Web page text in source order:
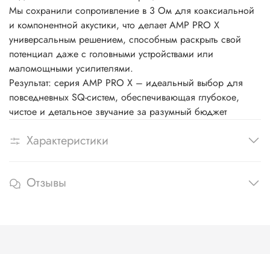
Мы сохранили сопротивление в 3 Ом для коаксиальной
и компонентной акустики, что делает AMP PRO X
универсальным решением, способным раскрыть свой
потенциал даже с головными устройствами или
маломощными усилителями.
Результат: серия AMP PRO X – идеальный выбор для
повседневных SQ-систем, обеспечивающая глубокое,
чистое и детальное звучание за разумный бюджет
Характеристики
Отзывы